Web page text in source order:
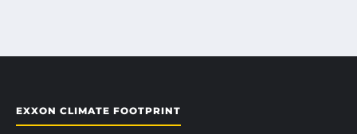
EXXON CLIMATE FOOTPRINT